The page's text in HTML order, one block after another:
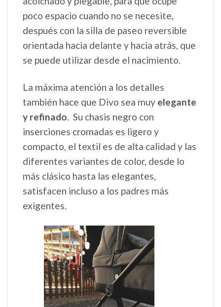
poco espacio cuando no se necesite,
después con la silla de paseo reversible
orientada hacia delante y hacia atrás, que
se puede utilizar desde el nacimiento.
La máxima atención a los detalles
también hace que Divo sea muy elegante
y refinado. Su chasis negro con
inserciones cromadas es ligero y
compacto, el textil es de alta calidad y las
diferentes variantes de color, desde lo
más clásico hasta las elegantes,
satisfacen incluso a los padres más
exigentes.